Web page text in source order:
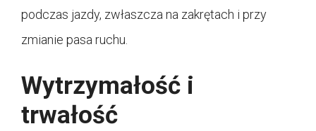
podczas jazdy, zwłaszcza na zakrętach i przy
zmianie pasa ruchu.
Wytrzymałość i
trwałość